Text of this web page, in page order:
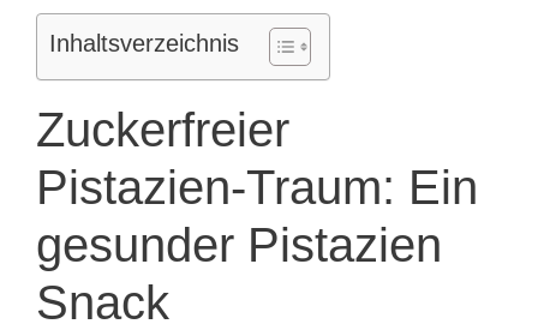
Inhaltsverzeichnis
Zuckerfreier
Pistazien-Traum: Ein
gesunder Pistazien
Snack